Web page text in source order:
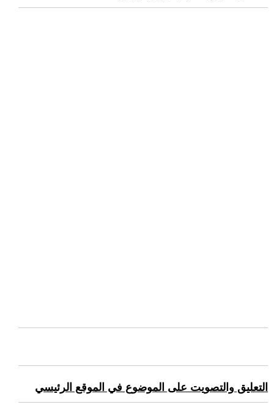
التعليق والتصويت على الموضوع في الموقع الرئيسي